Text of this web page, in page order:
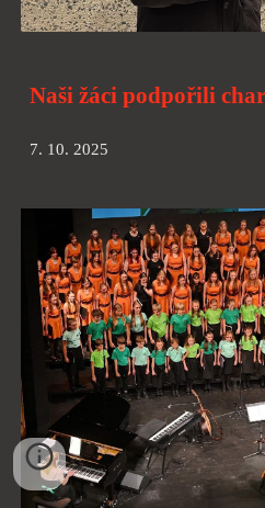
Naši žáci podpořili
7. 10. 2025